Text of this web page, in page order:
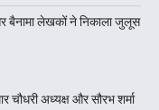
बैनामा लेखकों ने निकाला जुलूस
चौधरी अध्यक्ष और सौरभ शर्मा